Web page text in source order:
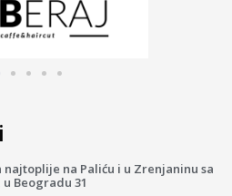
najtoplije na Paliću i u Zrenjaninu sa
Beogradu 31